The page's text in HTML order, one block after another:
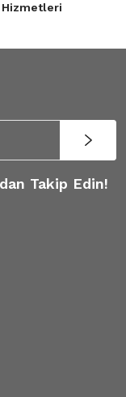
Takip Edin!